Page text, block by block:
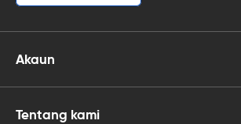
Akaun
Tentang kami